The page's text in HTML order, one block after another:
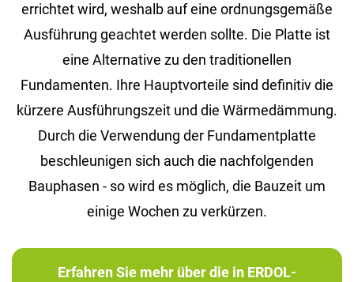
errichtet wird, weshalb auf eine ordnungsgemäße
Ausführung geachtet werden sollte. Die Platte ist
eine Alternative zu den traditionellen
Fundamenten. Ihre Hauptvorteile sind definitiv die
kürzere Ausführungszeit und die Wärmedämmung.
Durch die Verwendung der Fundamentplatte
beschleunigen sich auch die nachfolgenden
Bauphasen - so wird es möglich, die Bauzeit um
einige Wochen zu verkürzen.
Erfahren Sie mehr über die in ERDOL-